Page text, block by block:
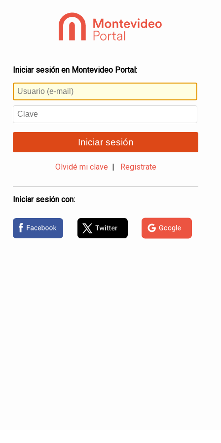
Iniciar sesión en Montevideo Portal:
Iniciar sesión
Olvidé mi clave Registrate
Iniciar sesión con: